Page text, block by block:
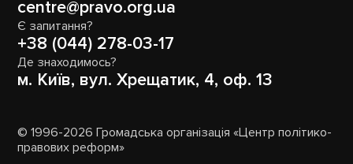
centre@pravo.org.ua
Є запитання?
+38 (044) 278-03-17
Де знаходимось?
м. Київ, вул. Хрещатик, 4, оф. 13
© 1996-2026 Громадська організація «Центр політико-
правових реформ»